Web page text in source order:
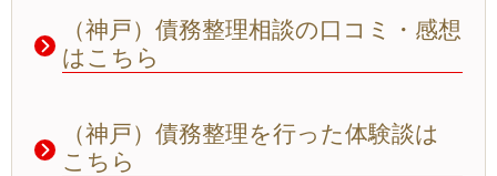
（神戸）債務整理相談の口コミ・感想
はこちら
（神戸）債務整理を行った体験談は
こちら